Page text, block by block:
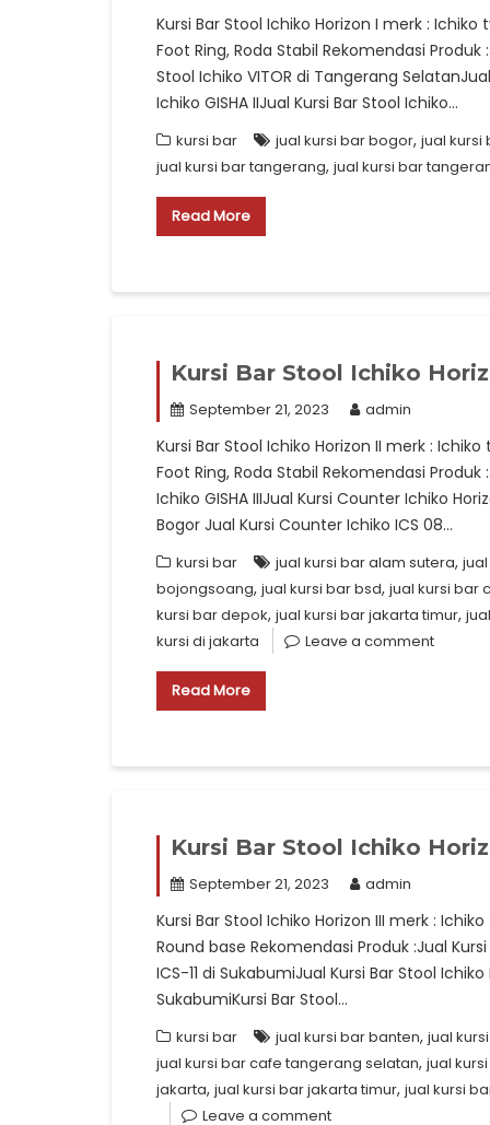
Kursi Bar Stool Ichiko Horizon I merk :
Foot Ring, Roda Stabil Rekomendasi Produk
Stool Ichiko VITOR di Tangerang
Ichiko GISHA IIJual Kursi Bar Stool Ichiko…
kursi bar jual kursi bar bogor, jual kursi
jual kursi bar tangerang, jual kursi bar
Read More
Kursi Bar Stool Ichiko
September 21, 2023 admin
Kursi Bar Stool Ichiko Horizon II merk :
Foot Ring, Roda Stabil Rekomendasi Produk
Ichiko GISHA IIIJual Kursi Counter Ichiko
Bogor Jual Kursi Counter Ichiko ICS 08…
kursi bar jual kursi bar alam sutera,
bojongsoang, jual kursi bar bsd, jual kursi bar
kursi bar depok, jual kursi bar jakarta timur,
kursi di jakarta
Leave a comment
Read More
Kursi Bar Stool Ichiko
September 21, 2023 admin
Kursi Bar Stool Ichiko Horizon III merk :
Round base Rekomendasi Produk :Jual
ICS-11 di SukabumiJual Kursi Bar Stool
SukabumiKursi Bar Stool…
kursi bar jual kursi bar banten, jual
jual kursi bar cafe tangerang selatan, jual
jakarta, jual kursi bar jakarta timur, jual kursi
Leave a comment